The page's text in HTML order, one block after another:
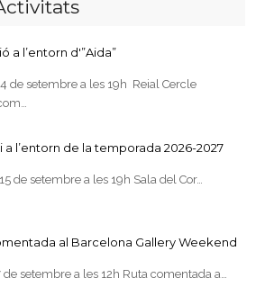
a l’entorn d'”Aida”
de setembre a les 19h Reial Cercle
a l’entorn de la temporada 2026-2027
de setembre a les 19h Sala del Cor…
al Barcelona Gallery Weekend
de setembre a les 12h Ruta comentada a…